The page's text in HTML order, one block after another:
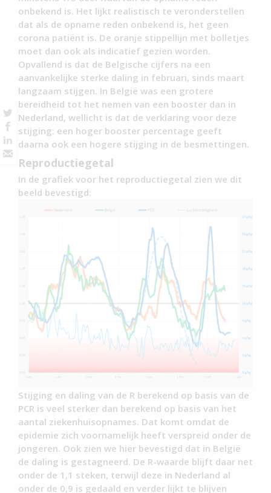
onbekend is. Het lijkt realistisch te veronderstellen
dat als de opname reden onbekend is, het geen
corona patiënt is. De oranje stippellijn met bolletjes
moet dan ook als indicatief gezien worden.
Opvallend is dat de Belgische cijfers na een
aanvankelijke sterke daling in februari, sinds maart
langzaam stijgen. In België was een grotere
bereidheid tot het nemen van een booster dan in
Nederland, wellicht is dat de verklaring voor deze
stijging: een hoger booster percentage geeft
daarna ook een hogere stijging in de besmettingen.
Reproductiegetal
In de grafiek voor het reproductiegetal zien we dit
beeld bevestigd:
Stijging en daling van de R berekend op basis van de
PCR is veel sterker dan berekend op basis van het
aantal ziekenhuisopnames. Dat komt omdat de
epidemie zich voornamelijk heeft verspreid onder de
jongeren. Ook zien we hier bevestigd dat in België
de daling is gestagneerd. De R-waarde blijft daar net
onder de 1,1 steken, terwijl deze in Nederland al
onder de 0,9 is gedaald en verder lijkt te blijven